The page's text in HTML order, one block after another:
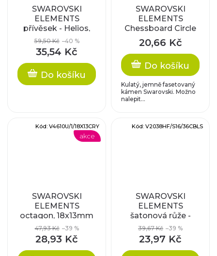
SWAROVSKI
ELEMENTS
přívěsek - Helios,
crystal, 20mm
59,50 Kč –40 %
35,54 Kč
Do košíku
SWAROVSKI
ELEMENTS
Chessboard Circle
FB - modré
20,66 Kč
Do košíku
Kulatý, jemně fasetovaný
kámen Swarovski. Možno
nalepit...
akce
SWAROVSKI
ELEMENTS
octagon, 18x13mm
47,93 Kč –39 %
28,93 Kč
Kód: V4610U/1/18X13CRY
SWAROVSKI
ELEMENTS
šatonová růže -
nažehlovací (s
vrstvou lepidla),
crystal blue shade,
39,67 Kč –39 %
23,97 Kč
Kód: V2038HF/S16/36CBLS